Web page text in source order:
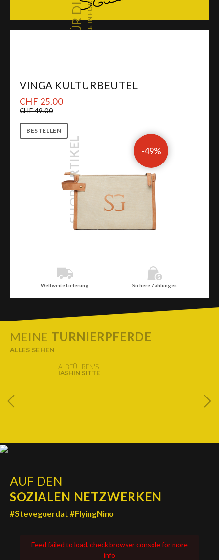
FÜR DIE
SHOP
ARTIKEL
ALLES SEHEN
VINGA KULTURBEUTEL
CHF 25.00
CHF 49.00
BESTELLEN
-49%
Weltweite Lieferung Sichere Zahlungen
MEINE TURNIERPFERDE
ALLES SEHEN
ALBFÜHREN'S
IASHIN SITTE
AUF DEN
SOZIALEN NETZWERKEN
#Steveguerdat #FlyingNino
Feed failed to load, check browser console for more
info